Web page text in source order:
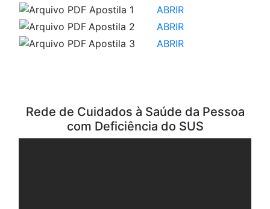
Apostila 1
ABRIR
Apostila 2
ABRIR
Apostila 3
ABRIR
Rede de Cuidados à Saúde da Pessoa
com Deficiência do SUS